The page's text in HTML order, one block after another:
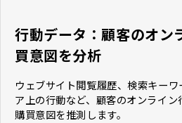
行動データ：顧客のオン
買意図を分析
ウェブサイト閲覧履歴、検索キーワ
ア上の行動など、顧客のオンライン
購買意図を推測します。